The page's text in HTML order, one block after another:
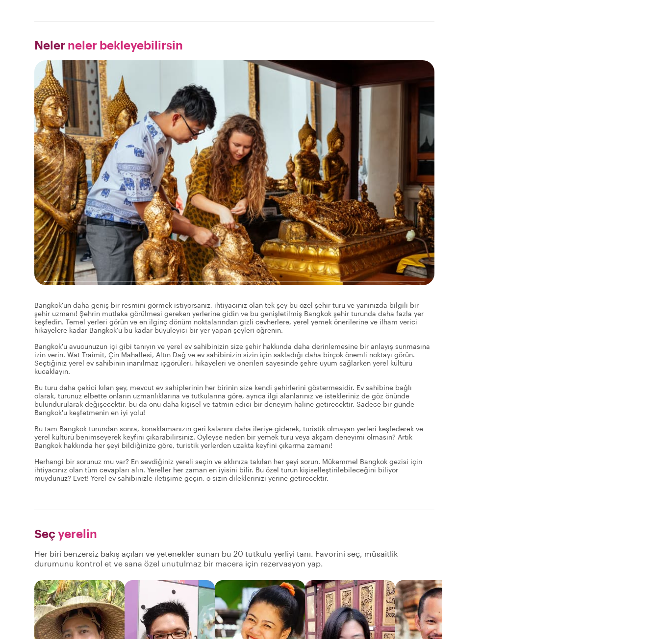
Neler neler bekleyebilirsin
Bangkok'un daha geniş bir resmini görmek istiyorsanız, ihtiyacınız olan tek şey bu özel şehir turu ve yanınızda bilgili bir
şehir uzmanı! Şehrin mutlaka görülmesi gereken yerlerine gidin ve bu genişletilmiş Bangkok şehir turunda daha fazla yer
keşfedin. Temel yerleri görün ve en ilginç dönüm noktalarından gizli cevherlere, yerel yemek önerilerine ve ilham verici
hikayelere kadar Bangkok'u bu kadar büyüleyici bir yer yapan şeyleri öğrenin.
Bangkok'u avucunuzun içi gibi tanıyın ve yerel ev sahibinizin size şehir hakkında daha derinlemesine bir anlayış sunmasına
izin verin. Wat Traimit, Çin Mahallesi, Altın Dağ ve ev sahibinizin sizin için sakladığı daha birçok önemli noktayı görün.
Seçtiğiniz yerel ev sahibinin inanılmaz içgörüleri, hikayeleri ve önerileri sayesinde şehre uyum sağlarken yerel kültürü
kucaklayın.
Bu turu daha çekici kılan şey, mevcut ev sahiplerinin her birinin size kendi şehirlerini göstermesidir. Ev sahibine bağlı
olarak, turunuz elbette onların uzmanlıklarına ve tutkularına göre, ayrıca ilgi alanlarınız ve istekleriniz de göz önünde
bulundurularak değişecektir, bu da onu daha kişisel ve tatmin edici bir deneyim haline getirecektir. Sadece bir günde
Bangkok'u keşfetmenin en iyi yolu!
Bu tam Bangkok turundan sonra, konaklamanızın geri kalanını daha ileriye giderek, turistik olmayan yerleri keşfederek ve
yerel kültürü benimseyerek keyfini çıkarabilirsiniz. Öyleyse neden bir yemek turu veya akşam deneyimi olmasın? Artık
Bangkok hakkında her şeyi bildiğinize göre, turistik yerlerden uzakta keyfini çıkarma zamanı!
Herhangi bir sorunuz mu var? En sevdiğiniz yereli seçin ve aklınıza takılan her şeyi sorun. Mükemmel Bangkok gezisi için
ihtiyacınız olan tüm cevapları alın. Yereller her zaman en iyisini bilir. Bu özel turun kişiselleştirilebileceğini biliyor
muydunuz? Evet! Yerel ev sahibinizle iletişime geçin, o sizin dileklerinizi yerine getirecektir.
Seçyerelin
Her biri benzersiz bakış açıları ve yetenekler sunan bu 20 tutkulu yerliyi tanı. Favorini seç, müsaitlik
durumunu kontrol et ve sana özel unutulmaz bir macera için rezervasyon yap.